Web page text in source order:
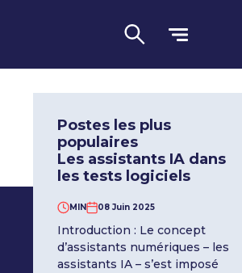
Langue
Postes les plus
populaires
Les assistants IA dans
les tests logiciels
MIN 08 Juin 2025
Introduction : Le concept
d’assistants numériques – les
assistants IA – s’est imposé